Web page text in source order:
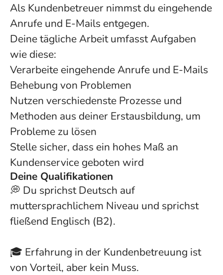
Als Kundenbetreuer nimmst du eingehende
Anrufe und E-Mails entgegen.
Deine tägliche Arbeit umfasst Aufgaben
wie diese:
Verarbeite eingehende Anrufe und E-Mails
Behebung von Problemen
Nutzen verschiedenste Prozesse und
Methoden aus deiner Erstausbildung, um
Probleme zu lösen
Stelle sicher, dass ein hohes Maß an
Kundenservice geboten wird
Deine Qualifikationen
💭 Du sprichst Deutsch auf
muttersprachlichem Niveau und sprichst
fließend Englisch (B2).
🎓 Erfahrung in der Kundenbetreuung ist
von Vorteil, aber kein Muss.